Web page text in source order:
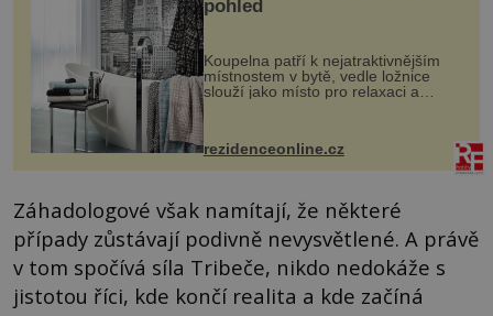
pohled
Koupelna patří k nejatraktivnějším
místnostem v bytě, vedle ložnice
slouží jako místo pro relaxaci a
odpočinek. Koupelnový textil –
ručníky, osušky a koberečky –
mohou jako mávnutím kouzelného
proutku...
rezidenceonline.cz
Záhadologové však namítají, že některé
případy zůstávají podivně nevysvětlené. A právě
v tom spočívá síla Tribeče, nikdo nedokáže s
jistotou říci, kde končí realita a kde začíná